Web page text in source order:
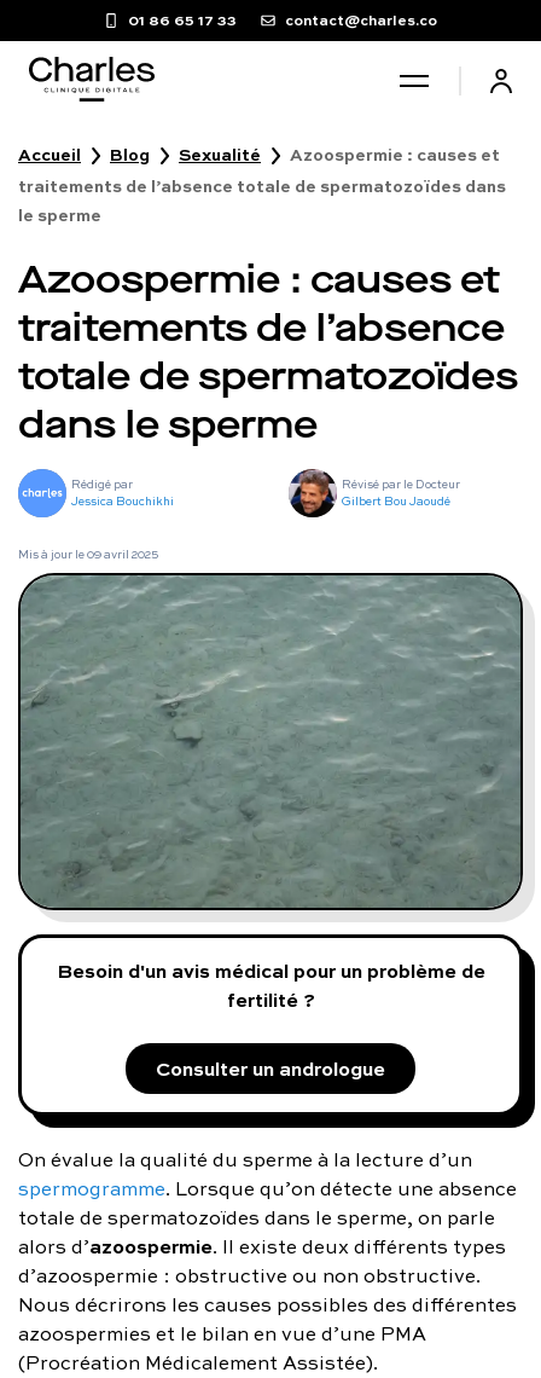
01 86 65 17 33 contact@charles.co
Santé sexuelle
Troubles du sommeil
Fertilité masculine
Chute de cheveux
Programmes digitaux
Comment ça marche ?
Notre approche médicale
Blog
Prenez soin de vous :
Consultez un médecin
Vous avez des questions :
FAQ complète
01 86 65 17 33
contact@charles.co
Accueil Blog Sexualité
Azoospermie : causes et
traitements de l’absence totale de spermatozoïdes dans
le sperme
Azoospermie : causes et
traitements de l’absence
totale de spermatozoïdes
dans le sperme
Rédigé par
Jessica Bouchikhi
Révisé par le Docteur
Gilbert Bou Jaoudé
Mis à jour le09 avril 2025
Besoin d'un avis médical pour un problème de
fertilité ?
Consulter un andrologue
On évalue la qualité du sperme à la lecture d’un
spermogramme. Lorsque qu’on détecte une absence
totale de spermatozoïdes dans le sperme, on parle
alors d’azoospermie. Il existe deux différents types
d’azoospermie : obstructive ou non obstructive.
Nous décrirons les causes possibles des différentes
azoospermies et le bilan en vue d’une PMA
(Procréation Médicalement Assistée).